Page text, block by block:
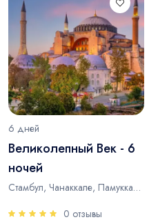
6 дней
Великолепный Век - 6
ночей
Стамбул, Чанаккале, Памуккале, Анталья
0 отзывы